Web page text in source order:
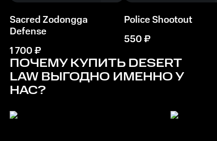
Sacred Zodongga
Defense
1 700₽
Police Shootout
550₽
ПОЧЕМУ КУПИТЬ DESERT
LAW ВЫГОДНО ИМЕННО У
НАС?